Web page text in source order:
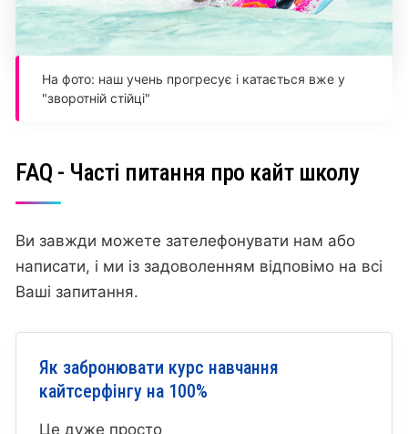
На фото: наш учень прогресує і катається вже у
"зворотній стійці"
FAQ - Часті питання про кайт школу
Ви завжди можете зателефонувати нам або
написати, і ми із задоволенням відповімо на всі
Ваші запитання.
Як забронювати курс навчання
кайтсерфінгу на 100%
Це дуже просто